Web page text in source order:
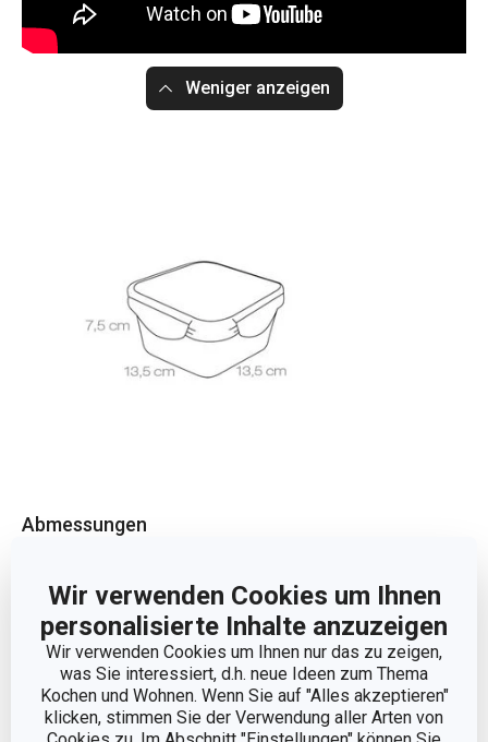
Wir verwenden Cookies um Ihnen
personalisierte Inhalte anzuzeigen
Wir verwenden Cookies um Ihnen nur das zu zeigen,
was Sie interessiert, d.h. neue Ideen zum Thema
Kochen und Wohnen. Wenn Sie auf "Alles akzeptieren"
klicken, stimmen Sie der Verwendung aller Arten von
Weniger anzeigen
Abmessungen
PRODUKTBREITE (CM)
PRODUKTHÖHE (CM) 7.5
VOLUMEN (L) 0.7